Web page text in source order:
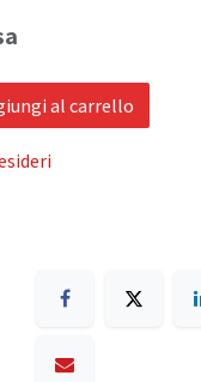
al carrello